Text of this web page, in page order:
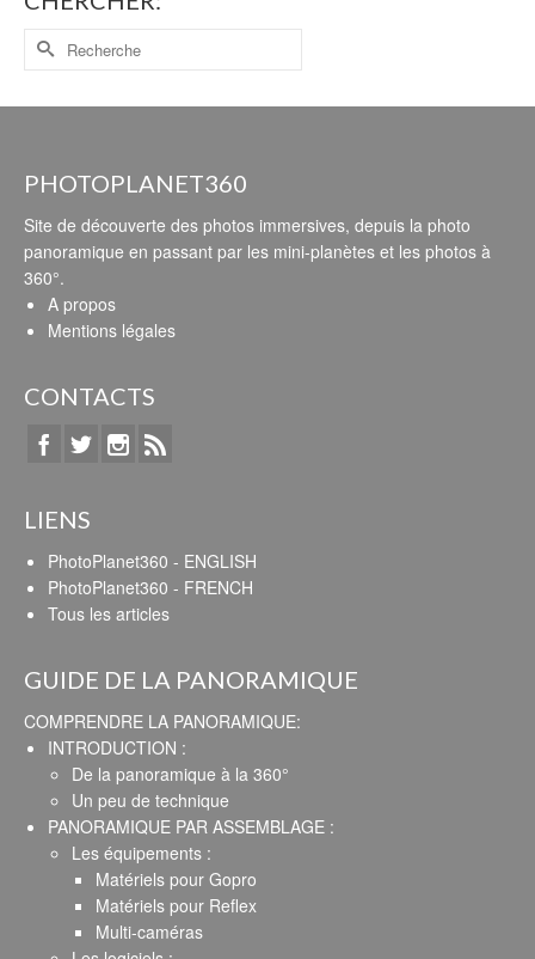
PHOTOPLANET360
Site de découverte des photos immersives, depuis la photo
panoramique en passant par les mini-planètes et les photos à
360°.
A propos
Mentions légales
CONTACTS
LIENS
PhotoPlanet360 - ENGLISH
PhotoPlanet360 - FRENCH
Tous les articles
GUIDE DE LA PANORAMIQUE
COMPRENDRE LA PANORAMIQUE:
INTRODUCTION :
De la panoramique à la 360°
Un peu de technique
PANORAMIQUE PAR ASSEMBLAGE :
Les équipements :
Matériels pour Gopro
Matériels pour Reflex
Multi-caméras